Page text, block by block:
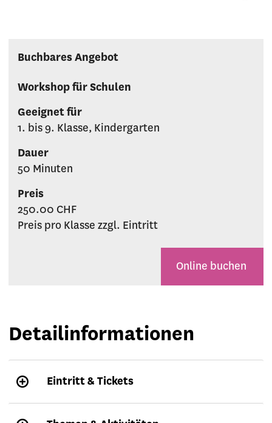
Buchbares Angebot
Workshop für Schulen
Geeignet für
1. bis 9. Klasse, Kindergarten
Dauer
50 Minuten
Preis
250.00 CHF
Preis pro Klasse zzgl. Eintritt
Online buchen
Detailinformationen
Eintritt & Tickets